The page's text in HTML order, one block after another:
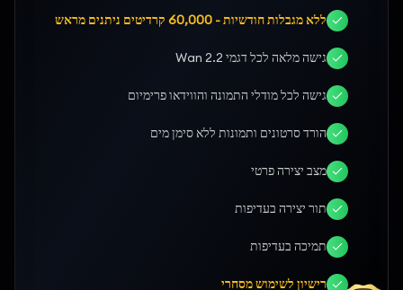
ללא מגבלות חודשיות - 60,000 קרדיטים ניתנים מראש
גישה מלאה לכל דגמי Wan 2.2
גישה לכל מודלי התמונה והווידאו פרימיום
הורד סרטונים ותמונות ללא סימן מים
מצב יצירה פרטי
תור יצירה בעדיפות
תמיכה בעדיפות
רישיון לשימוש מסחרי